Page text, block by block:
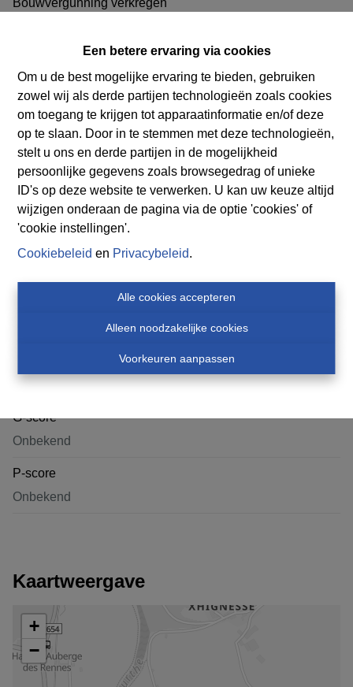
Een betere ervaring via cookies
Om u de best mogelijke ervaring te bieden, gebruiken
zowel wij als derde partijen technologieën zoals cookies
om toegang te krijgen tot apparaatinformatie en/of deze
op te slaan. Door in te stemmen met deze technologieën,
stelt u ons en derde partijen in de mogelijkheid
persoonlijke gegevens zoals browsegedrag of unieke
ID's op deze website te verwerken. U kan uw keuze altijd
wijzigen onderaan de pagina via de optie 'cookies' of
'cookie instellingen'.
Cookiebeleid en Privacybeleid.
Alle cookies accepteren
Alleen noodzakelijke cookies
Voorkeuren aanpassen
Bouwvergunning verkregen
Dagvaarding uitgebracht
Nog niet aangevraagd
Verkavelingsvergunning
Ja
Bestemming
Nog niet aangevraagd
Bestuursmaatregelen in het maatregelenregister
Afgebakend overstromingsgebied
Nee
G-score
Onbekend
P-score
Onbekend
Kaartweergave